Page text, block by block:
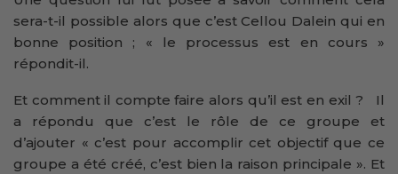
sera-t-il possible alors que c’est Cellou Dalein qui en
bonne position ; « le processus est en cours »
répondit-il.
Et comment il compte faire alors qu’il est en exil ? Il
a répondu que c’est le rôle de ce groupe et
d’ajouter « c’est pour accomplir cet objectif que ce
groupe a été créé, c’est bien la raison principale ». Et